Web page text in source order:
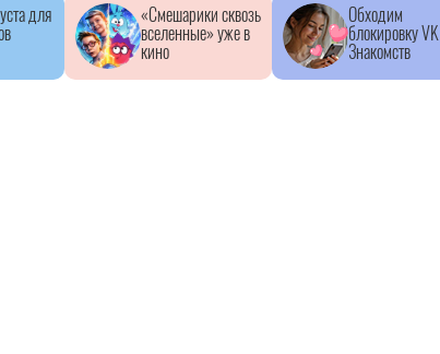
для «Смешарики сквозь
вселенные» уже в
кино
Обходим
блокировку VK
Знакомств